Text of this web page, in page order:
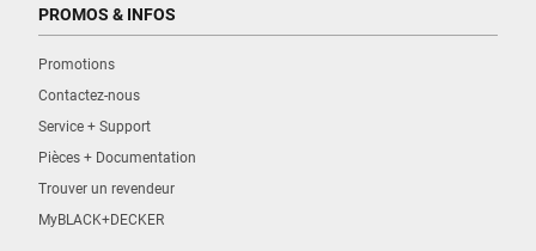
PROMOS & INFOS
Promotions
Contactez-nous
Service + Support
Pièces + Documentation
Trouver un revendeur
MyBLACK+DECKER